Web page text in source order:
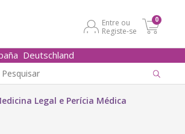
Entre ou
Registe-se
0
Deutschland
Legal e Perícia Médica